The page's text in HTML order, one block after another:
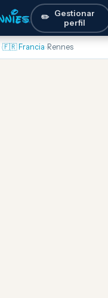
✏️ Gestionar
perfil
›🇫🇷 Francia› Rennes